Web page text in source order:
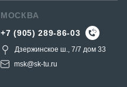
МОСКВА
+7 (905) 289-86-03
Дзержинское ш., 7/7 дом 33
msk@sk-tu.ru